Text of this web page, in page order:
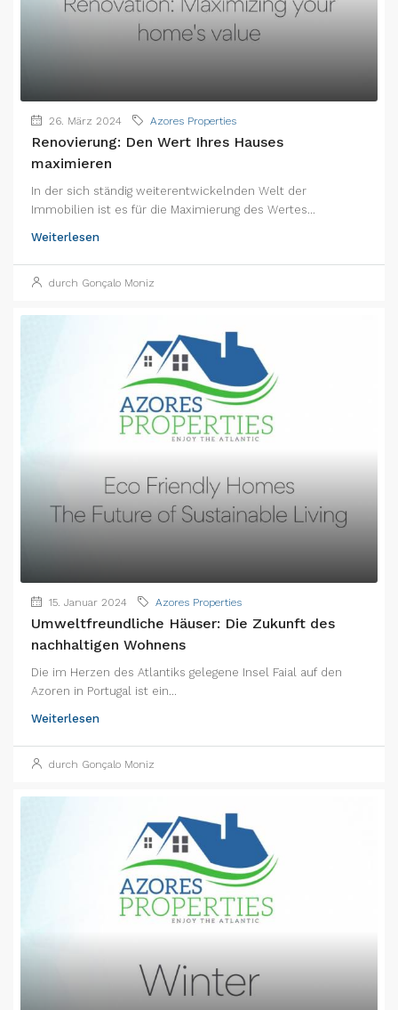
26. März 2024 Azores Properties
Renovierung: Den Wert Ihres Hauses
maximieren
In der sich ständig weiterentwickelnden Welt der
Immobilien ist es für die Maximierung des Wertes...
Weiterlesen
durch Gonçalo Moniz
15. Januar 2024 Azores Properties
Umweltfreundliche Häuser: Die Zukunft des
nachhaltigen Wohnens
Die im Herzen des Atlantiks gelegene Insel Faial auf den
Azoren in Portugal ist ein...
Weiterlesen
durch Gonçalo Moniz